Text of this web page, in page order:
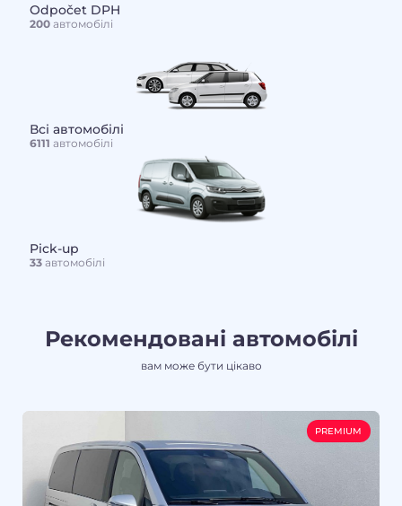
Odpočet DPH
200автомобілі
Всі автомобілі
6111 автомобілі
Pick-up
33автомобілі
Рекомендовані автомобілі
вам може бути цікаво
PREMIUM